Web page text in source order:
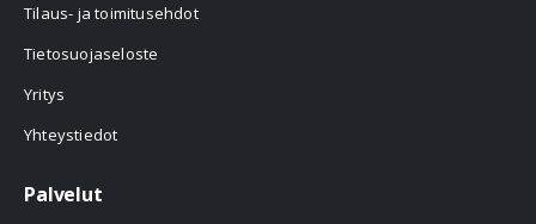
Tilaus- ja toimitusehdot
Tietosuojaseloste
Yritys
Yhteystiedot
Palvelut